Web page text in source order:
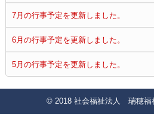
7月の行事予定を更新しました。
6月の行事予定を更新しました。
5月の行事予定を更新しました。
© 2018 社会福祉法人 瑞穂